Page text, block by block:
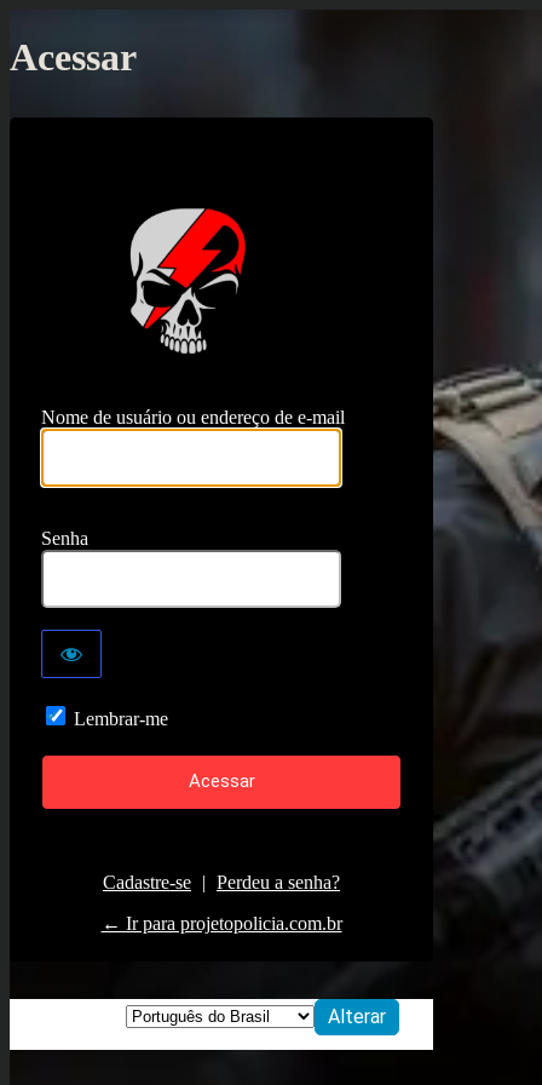
Acessar
Nome de usuário ou endereço de e-mail
Senha
Lembrar-me
Cadastre-se | Perdeu a senha?
← Ir para projetopolicia.com.br